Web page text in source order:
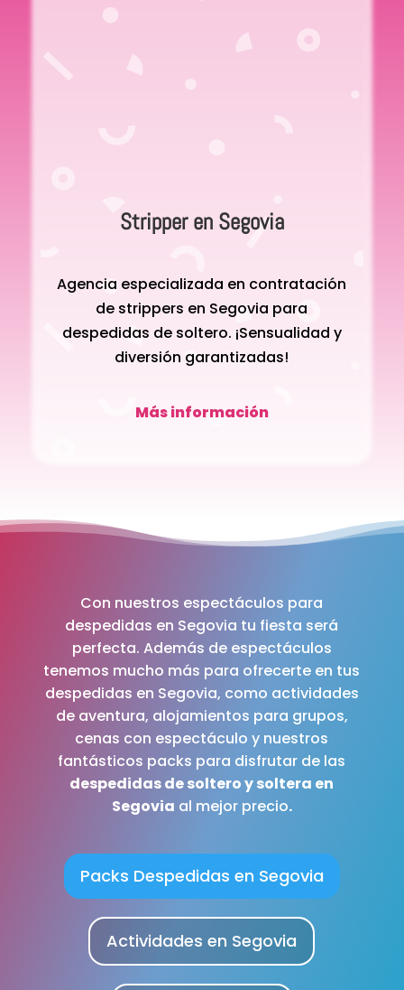
Stripper en Segovia
Agencia especializada en contratación
de strippers en Segovia para
despedidas de soltero. ¡Sensualidad y
diversión garantizadas!
Más información
Con nuestros espectáculos para
despedidas en Segovia tu fiesta será
perfecta. Además de espectáculos
tenemos mucho más para ofrecerte en tus
despedidas en Segovia, como actividades
de aventura, alojamientos para grupos,
cenas con espectáculo y nuestros
fantásticos packs para disfrutar de las
despedidas de soltero y soltera en
Segovia al mejor precio.
Packs Despedidas en Segovia
Actividades en Segovia